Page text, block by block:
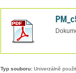
Typ souboru:Univerzálně